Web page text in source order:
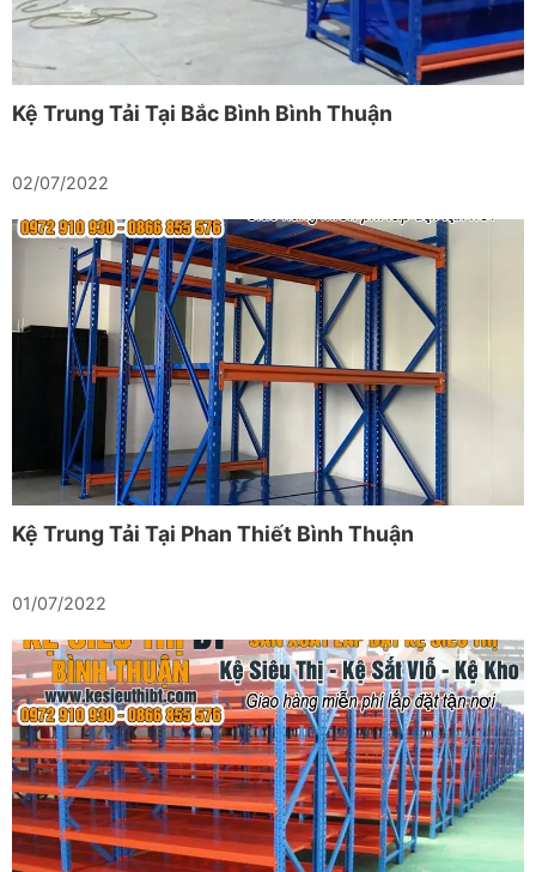
Kệ Trung Tải Tại Bắc Bình Bình Thuận
02/07/2022
Kệ Trung Tải Tại Phan Thiết Bình Thuận
01/07/2022